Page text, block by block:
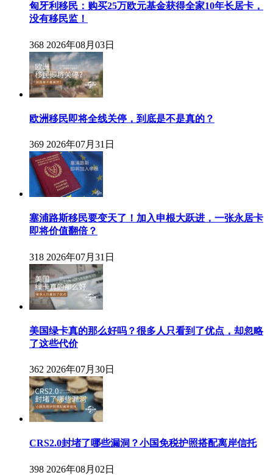
匈牙利移民：购买25万欧元基金获得全家10年长居卡，
没有移民监！
368 2026年08月03日
欧洲移民即将全线关停，到底是不是真的？
369 2026年07月31日
塞浦路斯移民要变天了！加入申根大跃进，一张永居卡
即将价值翻倍？
318 2026年07月31日
美国绿卡真的那么好吗？很多人只看到了优点，却忽略
了这些代价
362 2026年07月30日
CRS2.0封堵了哪些漏洞？小国免税护照搭配离岸信托
398 2026年08月02日